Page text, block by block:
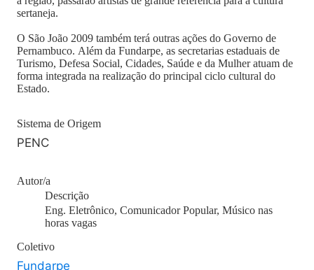
sertaneja.
O São João 2009 também terá outras ações do Governo de
Pernambuco. Além da Fundarpe, as secretarias estaduais de
Turismo, Defesa Social, Cidades, Saúde e da Mulher atuam de
forma integrada na realização do principal ciclo cultural do
Estado.
Sistema de Origem
PENC
Autor/a
Descrição
Eng. Eletrônico, Comunicador Popular, Músico nas
horas vagas
Coletivo
Fundarpe